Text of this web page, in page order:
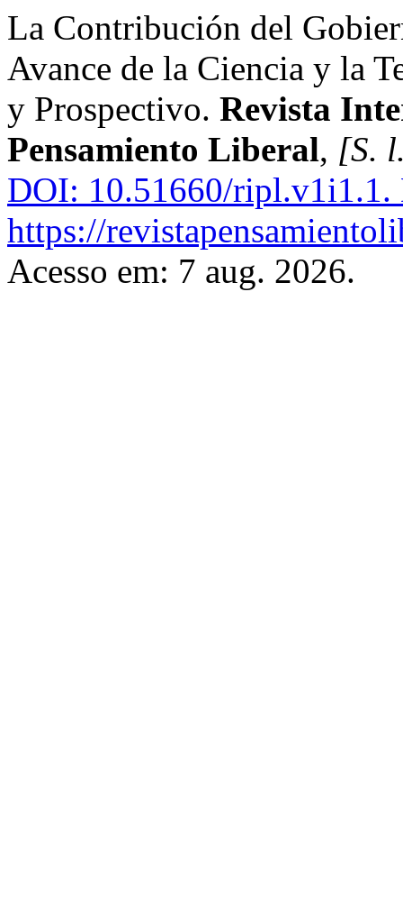
La Contribución del
Avance de la Ciencia y la
y Prospectivo. Revista
Pensamiento Liberal, [S.
DOI: 10.51660/ripl.v1i1.1.
https://
Acesso em: 7 aug. 2026.